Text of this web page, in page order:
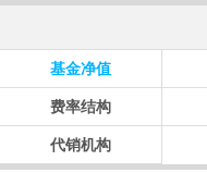
基金净值
费率结构
代销机构